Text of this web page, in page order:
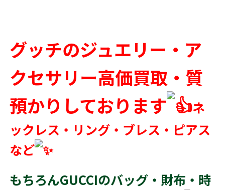
グッチのジュエリー・ア
クセサリー高価買取・質
預かりしております
ネ
ックレス・リング・ブレス・ピアス
など
もちろんGUCCIのバッグ・財布・時